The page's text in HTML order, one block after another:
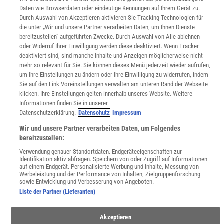
Sprachen lernen mit Gymglish
Lexika
Für Spektrum schreiben
Zugänglichkeitserklärung
WEBSEITEN
KielSCN
Wissenschaft in die Schulen
SciLogs
Uns finden Sie auch hier:
Daten wie Browserdaten oder eindeutige Kennungen auf Ihrem Gerät zu.
Durch Auswahl von Akzeptieren aktivieren Sie Tracking-Technologien für
die unter „Wir und unsere Partner verarbeiten Daten, um Ihnen Dienste
bereitzustellen“ aufgeführten Zwecke. Durch Auswahl von Alle ablehnen
oder Widerruf Ihrer Einwilligung werden diese deaktiviert. Wenn Tracker
deaktiviert sind, sind manche Inhalte und Anzeigen möglicherweise nicht
mehr so relevant für Sie. Sie können dieses Menü jederzeit wieder aufrufen,
um Ihre Einstellungen zu ändern oder Ihre Einwilligung zu widerrufen, indem
Sie auf den Link Voreinstellungen verwalten am unteren Rand der Webseite
klicken. Ihre Einstellungen gelten innerhalb unseres Website. Weitere
Informationen finden Sie in unserer
Datenschutzerklärung. Datenschutz Impressum
Wir und unsere Partner verarbeiten Daten, um Folgendes
bereitzustellen:
Verwendung genauer Standortdaten. Endgeräteeigenschaften zur
Identifikation aktiv abfragen. Speichern von oder Zugriff auf Informationen
auf einem Endgerät. Personalisierte Werbung und Inhalte, Messung von
Werbeleistung und der Performance von Inhalten, Zielgruppenforschung
sowie Entwicklung und Verbesserung von Angeboten.
Liste der Partner (Lieferanten)
Akzeptieren